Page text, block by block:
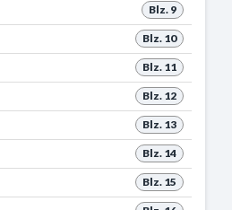
Blz. 9
Blz. 10
Blz. 11
Blz. 12
Blz. 13
Blz. 14
Blz. 15